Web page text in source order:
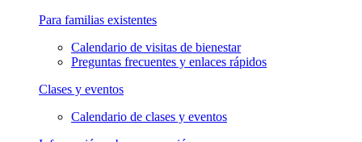
Para familias existentes
Calendario de visitas de bienestar
Preguntas frecuentes y enlaces rápidos
Clases y eventos
Calendario de clases y eventos